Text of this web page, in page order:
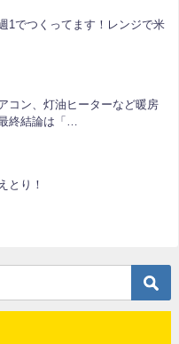
1でつくってます！レンジで米
コン、灯油ヒーターなど暖房
終結論は「…
とり！